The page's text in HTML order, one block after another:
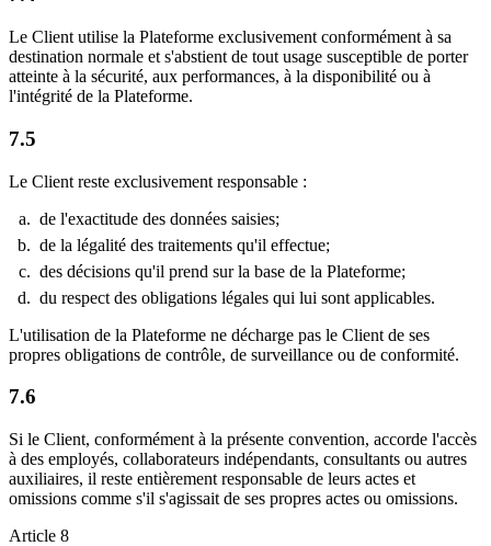
Le Client utilise la Plateforme exclusivement conformément à sa
destination normale et s'abstient de tout usage susceptible de porter
atteinte à la sécurité, aux performances, à la disponibilité ou à
l'intégrité de la Plateforme.
7.5
Le Client reste exclusivement responsable :
de l'exactitude des données saisies;
de la légalité des traitements qu'il effectue;
des décisions qu'il prend sur la base de la Plateforme;
du respect des obligations légales qui lui sont applicables.
L'utilisation de la Plateforme ne décharge pas le Client de ses
propres obligations de contrôle, de surveillance ou de conformité.
7.6
Si le Client, conformément à la présente convention, accorde l'accès
à des employés, collaborateurs indépendants, consultants ou autres
auxiliaires, il reste entièrement responsable de leurs actes et
omissions comme s'il s'agissait de ses propres actes ou omissions.
Article 8